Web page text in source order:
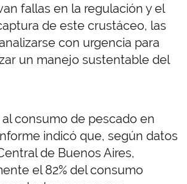
fallas en la regulación y el
de este crustáceo, las
con urgencia para
un manejo sustentable del
consumo de pescado en
indicó que, según datos
de Buenos Aires,
el 82% del consumo